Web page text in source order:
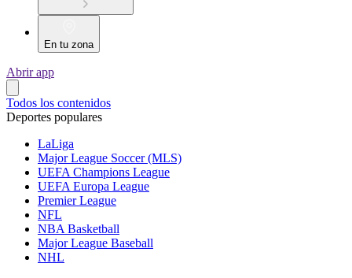
En tu zona
Abrir app
Todos los contenidos
Deportes populares
LaLiga
Major League Soccer (MLS)
UEFA Champions League
UEFA Europa League
Premier League
NFL
NBA Basketball
Major League Baseball
NHL